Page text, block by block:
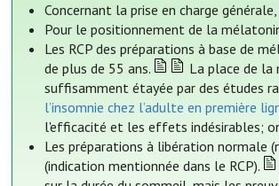
Concernant la prise en charge générale,
Pour le positionnement de la
Les RCP des préparations à base de
de plus de 55 ans.
La place de la
suffisamment étayée par des études
l’insomnie chez l’adulte en première
l'efficacité et les effets indésirables;
Les préparations à libération normale
(indication mentionnée dans le RCP).